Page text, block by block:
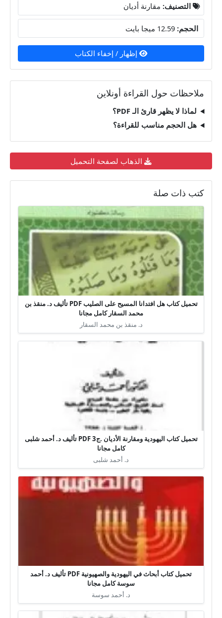
التصنيف: مقارنة أديان
الحجم:
إظهار / إخفاء الكتاب
ملاحظات حول القراءة أونلاين
لماذا لا يظهر قارئ الـ PDF؟
هل الحجم مناسب للقراءة؟
الذهاب لصفحة التحميل
كتب ذات صلة
تحميل كتاب هل افتدانا المسيح على الصليب PDF تأليف د. منقذ بن
محمد السقار كامل مجانا
د. منقذ بن محمد السقار
تحميل كتاب اليهودية ومقارنة الأديان .ج3 PDF تأليف د. أحمد شلبى
كامل مجانا
د. أحمد شلبى
تحميل كتاب أبحاث في اليهودية والصهيونية PDF تأليف د. أحمد
سوسة كامل مجانا
د. أحمد سوسة